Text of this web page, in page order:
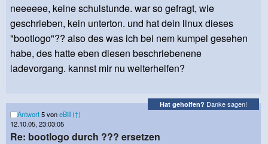
neeeeee, keine schulstunde. war so gefragt, wie
geschrieben, kein unterton. und hat dein linux dieses
"bootlogo"?? also des was ich bei nem kumpel gesehen
habe, des hatte eben diesen beschriebenene
ladevorgang. kannst mir nu weiterhelfen?
Hat geholfen? Danke sagen!
Antwort5 voneBill (†)
12.10.05, 23:03:05
Re: bootlogo durch ??? ersetzen